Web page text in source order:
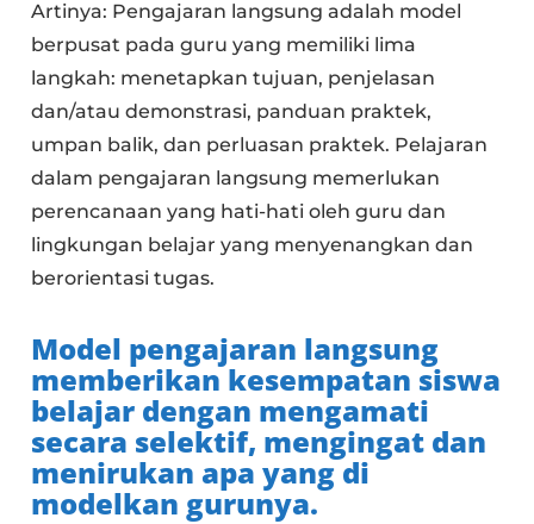
Artinya: Pengajaran langsung adalah model
berpusat pada guru yang memiliki lima
langkah: menetapkan tujuan, penjelasan
dan/atau demonstrasi, panduan praktek,
umpan balik, dan perluasan praktek. Pelajaran
dalam pengajaran langsung memerlukan
perencanaan yang hati-hati oleh guru dan
lingkungan belajar yang menyenangkan dan
berorientasi tugas.
Model pengajaran langsung
memberikan kesempatan siswa
belajar dengan mengamati
secara selektif, mengingat dan
menirukan apa yang di
modelkan gurunya.